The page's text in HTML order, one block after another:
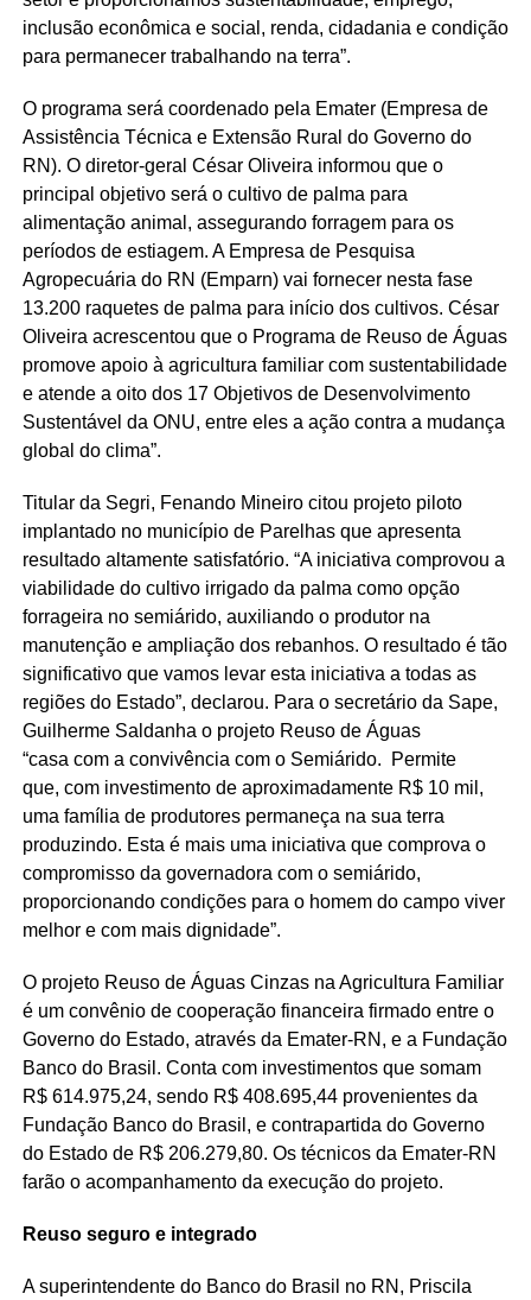
inclusão econômica e social, renda, cidadania e condição
para permanecer trabalhando na terra”.
O programa será coordenado pela Emater (Empresa de
Assistência Técnica e Extensão Rural do Governo do
RN). O diretor-geral César Oliveira informou que o
principal objetivo será o cultivo de palma para
alimentação animal, assegurando forragem para os
períodos de estiagem. A Empresa de Pesquisa
Agropecuária do RN (Emparn) vai fornecer nesta fase
13.200 raquetes de palma para início dos cultivos. César
Oliveira acrescentou que o Programa de Reuso de Águas
promove apoio à agricultura familiar com sustentabilidade
e atende a oito dos 17 Objetivos de Desenvolvimento
Sustentável da ONU, entre eles a ação contra a mudança
global do clima”.
Titular da Segri, Fenando Mineiro citou projeto piloto
implantado no município de Parelhas que apresenta
resultado altamente satisfatório. “A iniciativa comprovou a
viabilidade do cultivo irrigado da palma como opção
forrageira no semiárido, auxiliando o produtor na
manutenção e ampliação dos rebanhos. O resultado é tão
significativo que vamos levar esta iniciativa a todas as
regiões do Estado”, declarou. Para o secretário da Sape,
Guilherme Saldanha o projeto Reuso de Águas
“casa com a convivência com o Semiárido. Permite
que, com investimento de aproximadamente R$ 10 mil,
uma família de produtores permaneça na sua terra
produzindo. Esta é mais uma iniciativa que comprova o
compromisso da governadora com o semiárido,
proporcionando condições para o homem do campo viver
melhor e com mais dignidade”.
O projeto Reuso de Águas Cinzas na Agricultura Familiar
é um convênio de cooperação financeira firmado entre o
Governo do Estado, através da Emater-RN, e a Fundação
Banco do Brasil. Conta com investimentos que somam
R$ 614.975,24, sendo R$ 408.695,44 provenientes da
Fundação Banco do Brasil, e contrapartida do Governo
do Estado de R$ 206.279,80. Os técnicos da Emater-RN
farão o acompanhamento da execução do projeto.
Reuso seguro e integrado
A superintendente do Banco do Brasil no RN, Priscila